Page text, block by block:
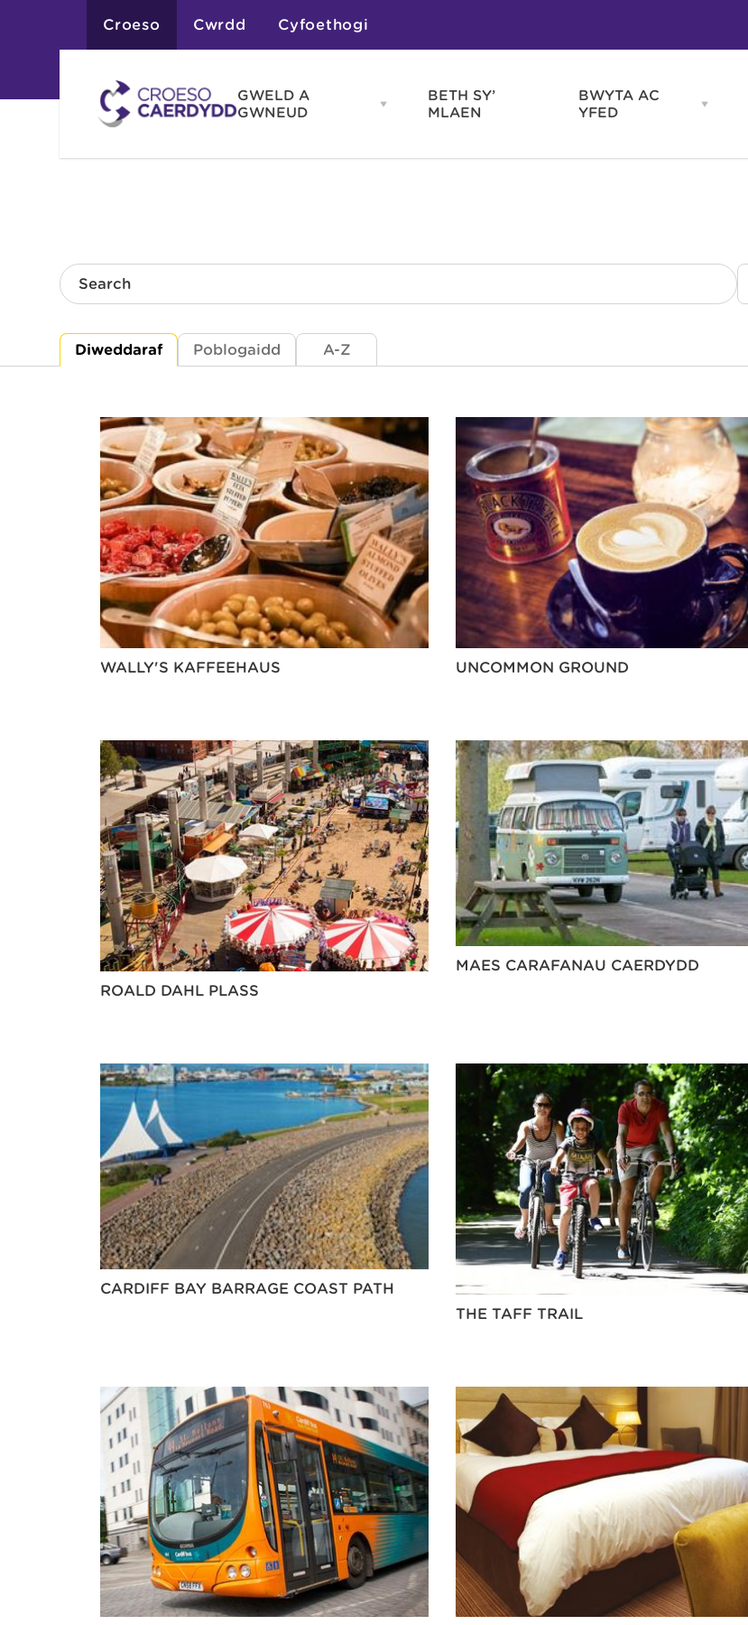
Croeso Cwrdd Cyfoethogi
GWELD A
GWNEUD
Open
GWNEUD
BETH SY’
MLAEN
BWYTA AC
YFED
Open
YFED
Search
Diweddaraf Poblogaidd A-Z
WALLY'S KAFFEEHAUS UNCOMMON GROUND
ROALD DAHL PLASS
MAES CARAFANAU CAERDYDD
CARDIFF BAY BARRAGE COAST PATH
THE TAFF TRAIL